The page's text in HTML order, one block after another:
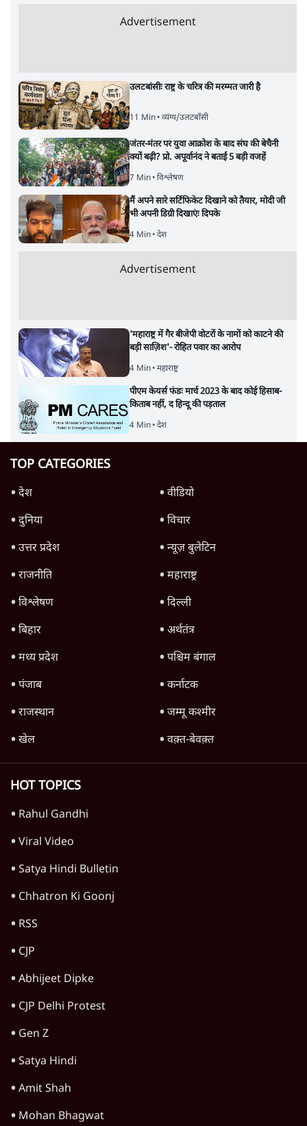
Advertisement
उलटबांसीः राष्ट्र के चरित्र की मरम्मत जारी है
11 Min• व्यंग्य/उलटबाँसी
जंतर-मंतर पर युवा आक्रोश के बाद संघ की बेचैनी
क्यों बढ़ी? प्रो. अपूर्वानंद ने बताईं 5 बड़ी वजहें
7 Min• विश्लेषण
मैं अपने सारे सर्टिफिकेट दिखाने को तैयार, मोदी जी
भी अपनी डिग्री दिखाएंः दिपके
4 Min• देश
Advertisement
'महाराष्ट्र में गैर बीजेपी वोटरों के नामों को काटने की
बड़ी साज़िश'- रोहित पवार का आरोप
4 Min• महाराष्ट्र
पीएम केयर्स फंडः मार्च 2023 के बाद कोई हिसाब-
किताब नहीं, द हिन्दू की पड़ताल
4 Min• देश
TOP CATEGORIES
देश
वीडियो
दुनिया
विचार
उत्तर प्रदेश
न्यूज़ बुलेटिन
राजनीति
महाराष्ट्र
विश्लेषण
दिल्ली
बिहार
अर्थतंत्र
मध्य प्रदेश
पश्चिम बंगाल
पंजाब
कर्नाटक
राजस्थान
जम्मू कश्मीर
खेल
वक़्त-बेवक़्त
HOT TOPICS
Rahul Gandhi
Viral Video
Satya Hindi Bulletin
Chhatron Ki Goonj
RSS
CJP
Abhijeet Dipke
CJP Delhi Protest
Gen Z
Satya Hindi
Amit Shah
Mohan Bhagwat